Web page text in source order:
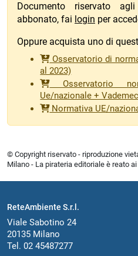
Documento riservato
abbonato, fai login per
Oppure acquista uno di
Osservatorio di
al 2023)
Osservatorio
Ue/nazionale +
Normativa UE/
© Copyright riservato - riproduzione
Milano - La pirateria editoriale è reato
ReteAmbiente S.r.l.
Viale Sabotino 24
20135 Milano
Tel. 02 45487277